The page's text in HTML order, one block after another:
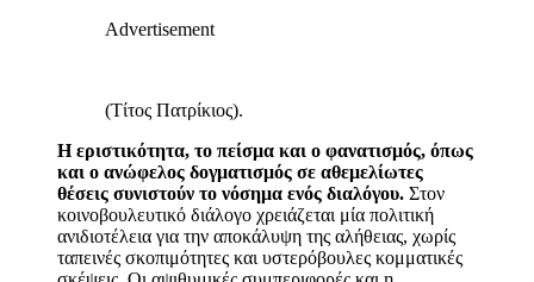
Advertisement
(Τίτος Πατρίκιος).
Η εριστικότητα, το πείσμα και ο φανατισμός, όπως
και ο ανώφελος δογματισμός σε αθεμελίωτες
θέσεις συνιστούν το νόσημα ενός διαλόγου. Στον
κοινοβουλευτικό διάλογο χρειάζεται μία πολιτική
ανιδιοτέλεια για την αποκάλυψη της αλήθειας, χωρίς
ταπεινές σκοπιμότητες και υστερόβουλες κομματικές